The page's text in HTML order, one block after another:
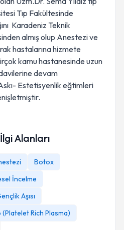
Tıp Fakültesinde
Karadeniz Teknik
almış olup Anestezi ve
hastalarına hizmete
kamu hastanesinde uzun
devam
Estetisyenlik eğtimleri
Alanları
Botox
İncelme
Aşısı
(Platelet Rich Plasma)